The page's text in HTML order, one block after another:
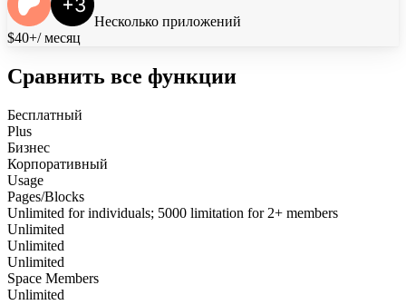
Несколько приложений
$40+/ месяц
Сравнить все функции
Бесплатный
Plus
Бизнес
Корпоративный
Usage
Pages/Blocks
Unlimited for individuals; 5000 limitation for 2+ members
Unlimited
Unlimited
Unlimited
Space Members
Unlimited